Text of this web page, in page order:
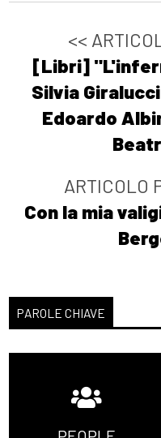
<<
[Libri]
Silvia
Edoardo
ARTICOLO
Con la mia
PAROLE CHIAVE